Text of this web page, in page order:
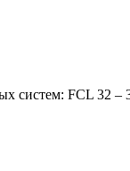
систем: FCL 32 –